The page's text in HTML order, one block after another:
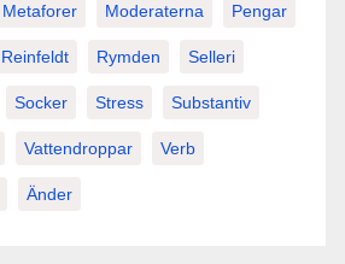
Metaforer Moderaterna Pengar
Reinfeldt Rymden Selleri
Socker Stress Substantiv
Vattendroppar Verb
Änder